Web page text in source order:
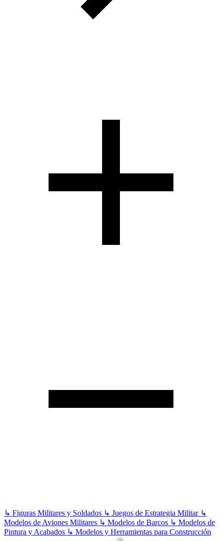
↳ Figuras Militares y Soldados ↳ Juegos de Estrategia Militar ↳
Modelos de Aviones Militares ↳ Modelos de Barcos ↳ Modelos de
Pintura y Acabados ↳ Modelos y Herramientas para Construcción